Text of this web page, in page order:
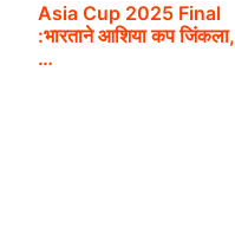
Asia Cup 2025 Final
:भारताने आशिया कप जिंकला,
…